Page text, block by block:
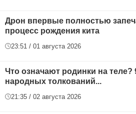
Дрон впервые полностью
процесс рождения кита
23:51 / 01 августа 2026
Что означают родинки на теле?
народных толкований...
21:35 / 02 августа 2026